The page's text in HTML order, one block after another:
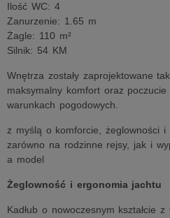
Ilość WC: 4
Zanurzenie: 1.65 m
Żagle: 110 m²
Silnik: 54 KM
Wnętrza zostały zaprojektowane
maksymalny komfort oraz
warunkach pogodowych.
z myślą o komforcie, żeglowności
zarówno na rodzinne rejsy, jak i
a model
Żeglowność i ergonomia jachtu
Kadłub o nowoczesnym kształcie